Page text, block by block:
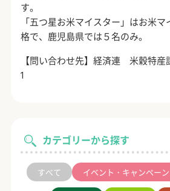
カテゴリーから探す
すべて イベント・キャンペーン
す。
「五つ星お米マイスター」はお米
格で、鹿児島県では５名のみ。
【問い合わせ先】経済連 米穀特
1